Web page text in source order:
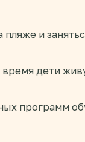
пляже и
дети
программ